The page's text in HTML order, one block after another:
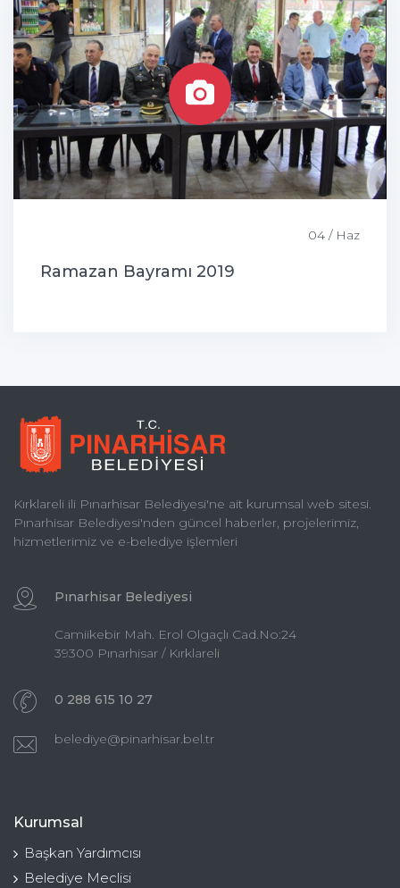
04 / Haz
Ramazan Bayramı 2019
Kırklareli ili Pınarhisar Belediyesi'ne ait kurumsal web sitesi.
Pınarhisar Belediyesi'nden güncel haberler, projelerimiz,
hizmetlerimiz ve e-belediye işlemleri
Pınarhisar Belediyesi
Camiikebir Mah. Erol Olgaçlı Cad.No:24
39300 Pınarhisar / Kırklareli
0 288 615 10 27
belediye@pinarhisar.bel.tr
Kurumsal
Başkan Yardımcısı
Belediye Meclisi